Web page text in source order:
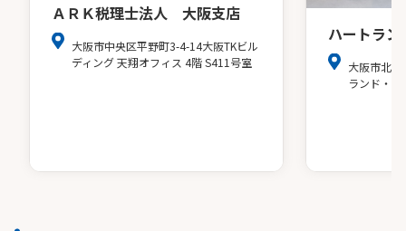
ＡＲＫ税理士法人 大阪支店
大阪市中央区平野町3-4-14大阪TKビル
ディング 天翔オフィス 4階 S411号室
ハートラ
大阪市北
ランド・